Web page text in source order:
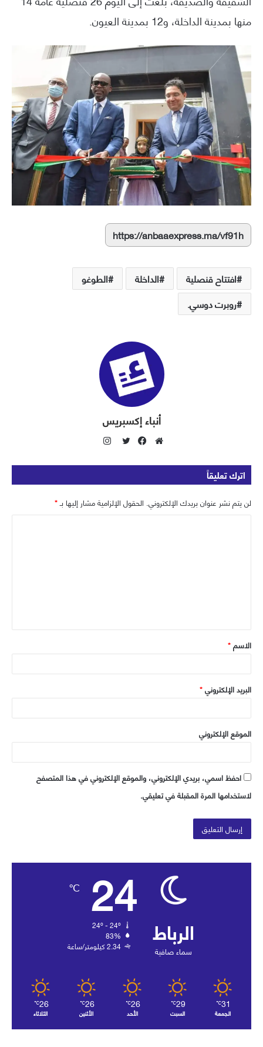
منها بمدينة الداخلة، و12 بمدينة العيون.
https://anbaaexpress.ma/vf91h
افتتاح قنصلية الداخلة
الطوغو
روبرت دوسي.
أنباء إكسبريس
و
ق
ع
ا
ي
س
و
و
ي
ر
س
ت
ق
ر
اترك تعليقاً
لن يتم نشر عنوان بريدك الإلكتروني. الحقول الإلزامية مشار إليها بـ*
ق
*
الاسم*
البريد الإلكتروني*
الموقع الإلكتروني
احفظ اسمي، بريدي الإلكتروني، والموقع الإلكتروني في هذا المتصفح
لاستخدامها المرة المقبلة في تعليقي.
الرباط
سماء صافية
24
℃
83%
2.34 كيلومتر/ساعة
31
℃
الجمعة
29
℃
السبت
26
℃
الأحد
26
℃
الأثنين
26
℃
الثلاثاء